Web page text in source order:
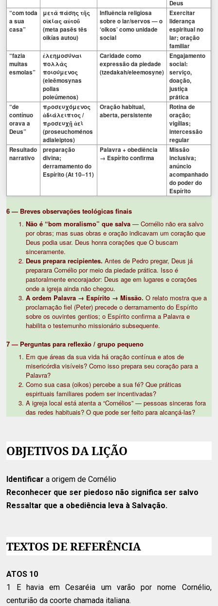
Deus
“com toda
a sua
casa”
μετὰ πάσης τῆς
οἰκίας αὐτοῦ
(meta pasēs tēs
oikías autou)
Influência religiosa
sobre o lar/servos — o
‘oikos’ como unidade
social
Exercitar
liderança
espiritual no
lar; oração
familiar
“fazia
muitas
esmolas”
ἐλεημοσύναι
πολλὰς
ποιούμενος
(eleēmosynas
pollas
poieúmenos)
Caridade como
expressão da piedade
(tzedakah/eleemosyne)
Engajamento
social:
serviço,
doação,
justiça
prática
“de
contínuo
orava a
Deus”
προσευχόμενος
ἀδιάλειπτος /
προσευχῇ ἀεὶ
(proseuchoménos
adialeiptos)
Oração habitual,
aberta, persistente
Rotina de
oração;
vigílias;
intercessão
regular
Resultado
narrativo
preparação
divina;
derramamento do
Espírito (At 10–11)
Palavra + obediência
→ Espírito confirma
Missão
inclusiva;
anúncio
acompanhado
do poder do
Espírito
6 — Breves observações teológicas finais
Não é “bom moralismo” que salva — Cornélio não era salvo
por obras; mas suas obras e oração indicavam um coração que
Deus podia usar. Deus honra corações que O buscam
sinceramente.
Deus prepara recipientes. Antes de Pedro pregar, Deus já
preparara Cornélio por meio da piedade prática. Isso é
pastoralmente encorajador: Deus age em lugares e corações
onde a igreja ainda não chegou.
A ordem Palavra → Espírito → Missão. O relato mostra que a
proclamação fiel (Peter) precede o derramamento do Espírito
sobre os ouvintes gentios; o Espírito confirma a Palavra e
habilita o testemunho missionário subsequente.
7 — Perguntas para reflexão / grupo pequeno
Em que áreas da sua vida há oração contínua e atos de
misericórdia visíveis? Como isso prepara seu coração para a
Palavra?
Como sua casa (oikos) percebe a sua fé? Que práticas
espirituais familiares podem ser incentivadas?
A igreja local está atenta a “Cornélios” — pessoas sinceras fora
das redes habituais? O que pode ser feito para alcançá-las?
OBJETIVOS DA LIÇÃO
Identificara origem de Cornélio
Reconhecer que ser piedoso não significa ser salvo
Ressaltar que a obediência leva à Salvação.
TEXTOS DE REFERÊNCIA
ATOS 10
1 E havia em Cesaréia um varão por nome Cornélio,
centurião da coorte chamada italiana.